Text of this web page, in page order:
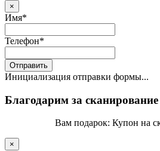
×
Имя*
Телефон*
Отправить
Инициализация отправки формы...
Благодарим за
Вам подарок: Купон на
×